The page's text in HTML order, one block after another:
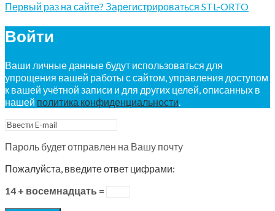
Первый раз на сайте? Зарегистрироваться STL-ORTO
Войти
Ваши личные данные будут использоваться для
упрощения вашей работы с сайтом, управления доступом
к вашей учётной записи и для других целей, описанных в
нашей политика конфиденциальности.
Пароль будет отправлен на Вашу почту
Пожалуйста, введите ответ цифрами:
14 + восемнадцать =